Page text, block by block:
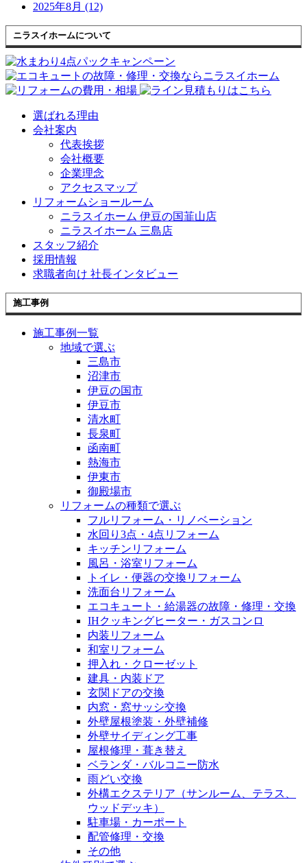
2025年8月 (12)
ニラスイホームについて
選ばれる理由
会社案内
代表挨拶
会社概要
企業理念
アクセスマップ
リフォームショールーム
ニラスイホーム 伊豆の国韮山店
ニラスイホーム 三島店
スタッフ紹介
採用情報
求職者向け 社長インタビュー
施工事例
施工事例一覧
地域で選ぶ
三島市
沼津市
伊豆の国市
伊豆市
清水町
長泉町
函南町
熱海市
伊東市
御殿場市
リフォームの種類で選ぶ
フルリフォーム・リノベーション
水回り3点・4点リフォーム
キッチンリフォーム
風呂・浴室リフォーム
トイレ・便器の交換リフォーム
洗面台リフォーム
エコキュート・給湯器の故障・修理・交換
IHクッキングヒーター・ガスコンロ
内装リフォーム
和室リフォーム
押入れ・クローゼット
建具・内装ドア
玄関ドアの交換
内窓・窓サッシ交換
外壁屋根塗装・外壁補修
外壁サイディング工事
屋根修理・葺き替え
ベランダ・バルコニー防水
雨どい交換
外構エクステリア（サンルーム、テラス、
ウッドデッキ）
駐車場・カーポート
配管修理・交換
その他